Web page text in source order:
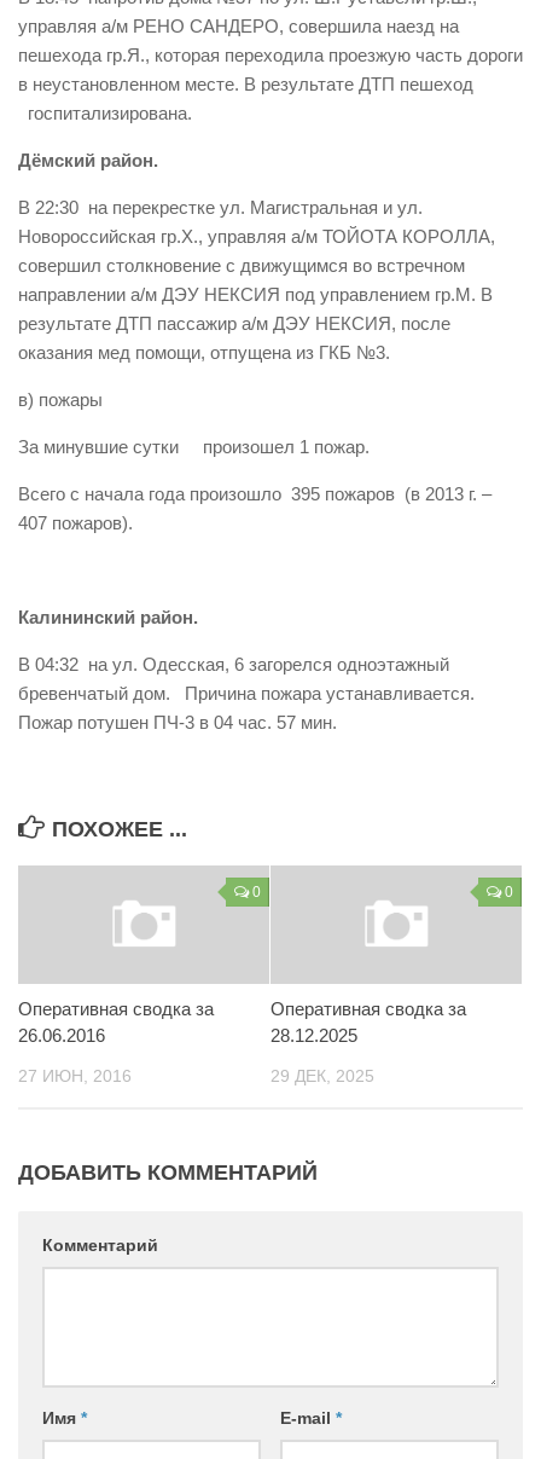
управляя а/м РЕНО САНДЕРО, совершила наезд на
пешехода гр.Я., которая переходила проезжую часть дороги
в неустановленном месте. В результате ДТП пешеход
госпитализирована.
Дёмский район.
В 22:30 на перекрестке ул. Магистральная и ул.
Новороссийская гр.Х., управляя а/м ТОЙОТА КОРОЛЛА,
совершил столкновение с движущимся во встречном
направлении а/м ДЭУ НЕКСИЯ под управлением гр.М. В
результате ДТП пассажир а/м ДЭУ НЕКСИЯ, после
оказания мед помощи, отпущена из ГКБ №3.
в) пожары
За минувшие сутки произошел 1 пожар.
Всего с начала года произошло 395 пожаров (в 2013 г. –
407 пожаров).
Калининский район.
В 04:32 на ул. Одесская, 6 загорелся одноэтажный
бревенчатый дом. Причина пожара устанавливается.
Пожар потушен ПЧ-3 в 04 час. 57 мин.
ПОХОЖЕЕ ...
0
Оперативная сводка за
26.06.2016
27 ИЮН, 2016
0
Оперативная сводка за
28.12.2025
29 ДЕК, 2025
ДОБАВИТЬ КОММЕНТАРИЙ
Комментарий
Имя * E-mail *